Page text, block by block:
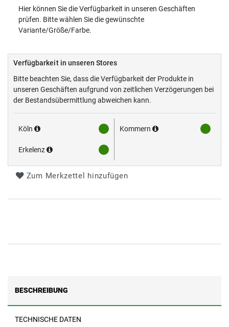
Hier können Sie die Verfügbarkeit in unseren Geschäften
prüfen. Bitte wählen Sie die gewünschte
Variante/Größe/Farbe.
Verfügbarkeit in unseren Stores
Bitte beachten Sie, dass die Verfügbarkeit der Produkte in
unseren Geschäften aufgrund von zeitlichen Verzögerungen bei
der Bestandsübermittlung abweichen kann.
Köln Kommern
Erkelenz
Zum Merkzettel hinzufügen
BESCHREIBUNG
TECHNISCHE DATEN